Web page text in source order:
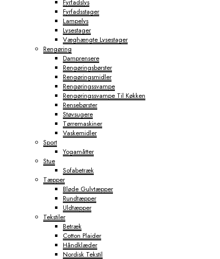
Fyrfadslys
Fyrfadsstager
Lampelys
Lysestager
Væghængte Lysestager
Rengøring
Damprensere
Rengøringsbørster
Rengøringsmidler
Rengøringssvampe
Rengøringssvampe Til Køkken
Rensebørster
Støvsugere
Tørremaskiner
Vaskemidler
Sport
Yogamåtter
Stue
Sofabetræk
Tæpper
Bløde Gulvtæpper
Rundtæpper
Uldtæpper
Tekstiler
Betræk
Cotton Plaider
Håndklæder
Nordisk Tekstil